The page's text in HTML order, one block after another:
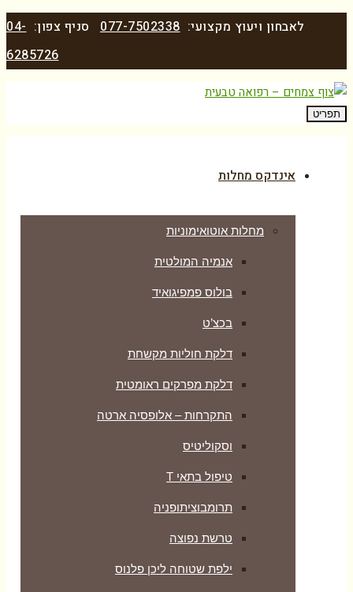
לאבחון ויעוץ מקצועי:077-7502338 סניף צפון:04-
6285726
תפריט
אינדקס מחלות
מחלות אוטואימוניות
אנמיה המולטית
בולוס פמפיגואיד
בכצ’ט
דלקת חוליות מקשחת
דלקת מפרקים ראומטית
התקרחות – אלופסיה ארטה
וסקוליטיס
טיפול בתאי T
תרומבוציתופניה
טרשת נפוצה
ילפת שטוחה ליכן פלנוס